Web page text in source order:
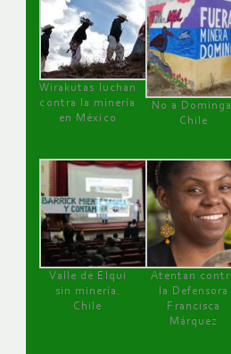
Wirakutas luchan
contra la minería
en México
No a
Chile
Valle de Elqui
sin minería.
Chile
Atentan
la Defensora
Francisca
Márquez